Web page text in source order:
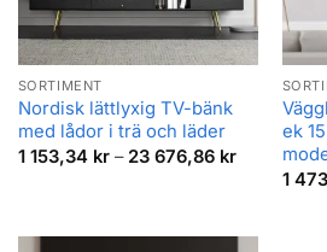
SORTIMENT
Nordisk lättlyxig TV-bänk
med lådor i trä och läder
1 153,34 kr – 23 676,86 kr
153,34 kr
676,86 kr
ek
1